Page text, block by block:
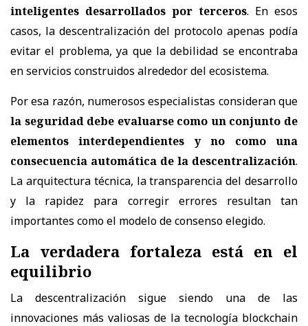
inteligentes desarrollados por terceros. En esos
casos, la descentralización del protocolo apenas podía
evitar el problema, ya que la debilidad se encontraba
en servicios construidos alrededor del ecosistema.
Por esa razón, numerosos especialistas consideran que
la seguridad debe evaluarse como un conjunto de
elementos interdependientes y no como una
consecuencia automática de la descentralización.
La arquitectura técnica, la transparencia del desarrollo
y la rapidez para corregir errores resultan tan
importantes como el modelo de consenso elegido.
La verdadera fortaleza está en el
equilibrio
La descentralización sigue siendo una de las
innovaciones más valiosas de la tecnología blockchain